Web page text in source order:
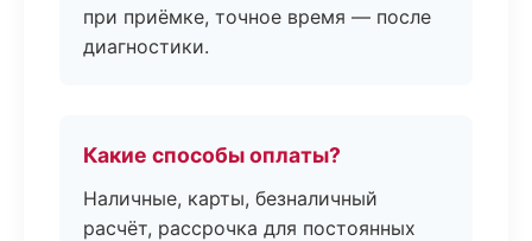
при приёмке, точное время — после
диагностики.
Какие способы оплаты?
Наличные, карты, безналичный
расчёт, рассрочка для постоянных